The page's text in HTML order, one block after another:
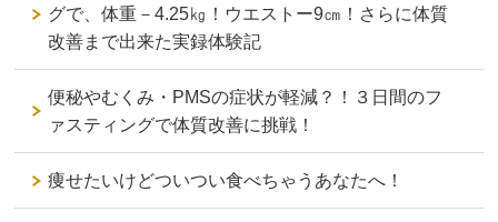
グで、体重－4.25㎏！ウエストー9㎝！さらに体質
改善まで出来た実録体験記
便秘やむくみ・PMSの症状が軽減？！３日間のフ
ァスティングで体質改善に挑戦！
痩せたいけどついつい食べちゃうあなたへ！